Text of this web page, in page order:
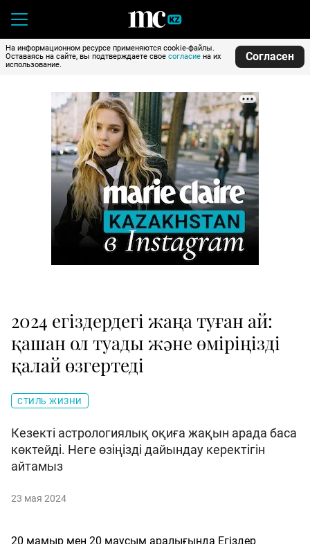
На информационном ресурсе применяются cookie-файлы.
Оставаясь на сайте, вы подтверждаете свое согласие на их
использование.
Согласен
2024 егіздердегі жаңа туған ай:
қашан ол туады және өміріңізді
қалай өзгертеді
СТИЛЬ ЖИЗНИ
Кезекті астрологиялық оқиға жақын арада баса
көктейді. Неге өзіңізді дайындау керектігін
айтамыз
23 мая 2024
20 мамыр мен 20 маусым аралығында Егіздер